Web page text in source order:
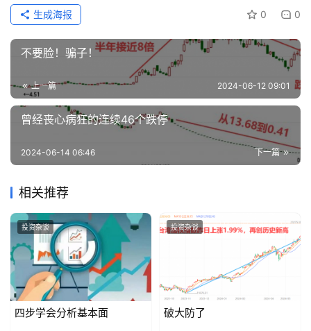
0 0
生成海报
不要脸！骗子！
上一篇 2024-06-12 09:01
曾经丧心病狂的连续46个跌停
下一篇
2024-06-14 06:46
相关推荐
投资杂谈
四步学会分析基本面
投资杂谈
破大防了